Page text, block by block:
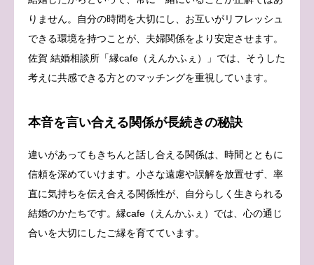
りません。自分の時間を大切にし、お互いがリフレッシュ
できる環境を持つことが、夫婦関係をより安定させます。
佐賀 結婚相談所「縁cafe（えんかふぇ）」では、そうした
考えに共感できる方とのマッチングを重視しています。
本音を言い合える関係が長続きの秘訣
違いがあってもきちんと話し合える関係は、時間とともに
信頼を深めていけます。小さな遠慮や誤解を放置せず、率
直に気持ちを伝え合える関係性が、自分らしく生きられる
結婚のかたちです。縁cafe（えんかふぇ）では、心の通じ
合いを大切にしたご縁を育てています。